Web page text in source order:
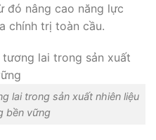
đó nâng cao năng lực
chính trị toàn cầu.
lai trong sản xuất nhiên liệu
bền vững